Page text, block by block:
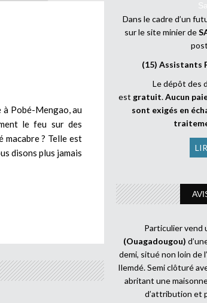
à Pobé-Mengao, au
le feu sur des
? Telle est
disons plus jamais
Dans le cadre d’un
sur le site minier de
(15) Assistants
Le dépôt des
est gratuit.Aucun
sont exigés en
Particulier vend
(Ouagadougou)
demi, situé non loin de
Ilemdé. Semi clôturé
abritant une
d’attribution et